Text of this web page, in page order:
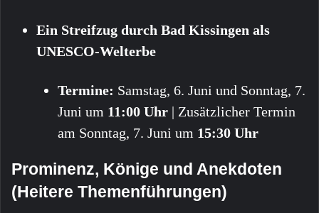
Ein Streifzug durch Bad Kissingen als
UNESCO-Welterbe
Termine: Samstag, 6. Juni und Sonntag, 7.
Juni um 11:00 Uhr | Zusätzlicher Termin
am Sonntag, 7. Juni um 15:30 Uhr
Prominenz, Könige und Anekdoten
(Heitere Themenführungen)